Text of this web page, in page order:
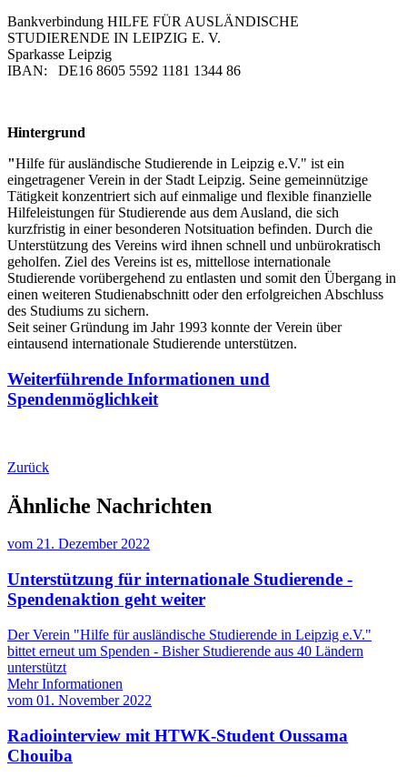
Bankverbindung HILFE FÜR AUSLÄNDISCHE
STUDIERENDE IN LEIPZIG E. V.
Sparkasse Leipzig
IBAN: DE16 8605 5592 1181 1344 86
Hintergrund
"Hilfe für ausländische Studierende in Leipzig e.V." ist ein
eingetragener Verein in der Stadt Leipzig. Seine gemeinnützige
Tätigkeit konzentriert sich auf einmalige und flexible finanzielle
Hilfeleistungen für Studierende aus dem Ausland, die sich
kurzfristig in einer besonderen Notsituation befinden. Durch die
Unterstützung des Vereins wird ihnen schnell und unbürokratisch
geholfen. Ziel des Vereins ist es, mittellose internationale
Studierende vorübergehend zu entlasten und somit den Übergang in
einen weiteren Studienabschnitt oder den erfolgreichen Abschluss
des Studiums zu sichern.
Seit seiner Gründung im Jahr 1993 konnte der Verein über
eintausend internationale Studierende unterstützen.
Weiterführende Informationen und
Spendenmöglichkeit
Zurück
Ähnliche Nachrichten
vom 21. Dezember 2022
Unterstützung für internationale Studierende -
Spendenaktion geht weiter
Der Verein "Hilfe für ausländische Studierende in Leipzig e.V."
bittet erneut um Spenden - Bisher Studierende aus 40 Ländern
unterstützt
Mehr Informationen
vom 01. November 2022
Radiointerview mit HTWK-Student Oussama
Chouiba